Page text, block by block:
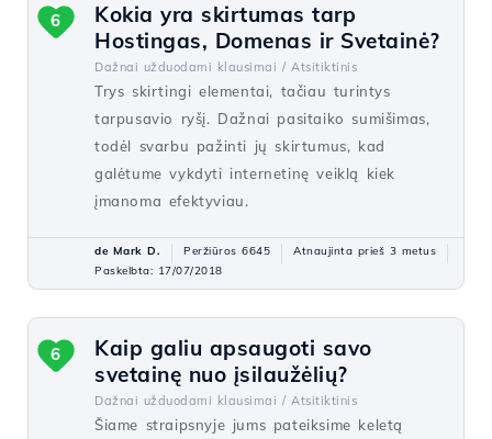
Kokia yra skirtumas tarp
Hostingas, Domenas ir Svetainė?
Dažnai užduodami klausimai / Atsitiktinis
Trys skirtingi elementai, tačiau turintys
tarpusavio ryšį. Dažnai pasitaiko sumišimas,
todėl svarbu pažinti jų skirtumus, kad
galėtume vykdyti internetinę veiklą kiek
įmanoma efektyviau.
6
de Mark D. Peržiūros 6645
Atnaujinta prieš 3 metus
Paskelbta: 17/07/2018
Kaip galiu apsaugoti savo
svetainę nuo įsilaužėlių?
Dažnai užduodami klausimai / Atsitiktinis
Šiame straipsnyje jums pateiksime keletą
6